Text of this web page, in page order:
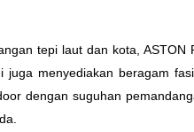
tepi laut dan kota,
menyediakan beragam
dengan suguhan